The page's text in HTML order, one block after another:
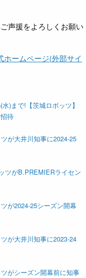
声援をよろしくお願い
ホームページ(外部サイ
)まで!【茨城ロボッツ】
待
が大井川知事に2024-25
ツがB.PREMIERライセン
が2024-25シーズン開幕
が大井川知事に2023-24
がシーズン開幕前に知事